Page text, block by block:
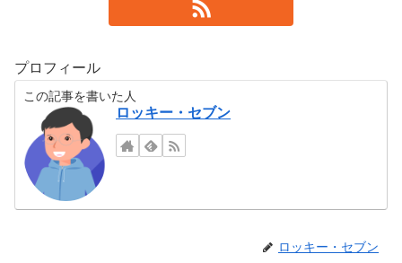
プロフィール
この記事を書いた人
ロッキー・セブン
ロッキー・セブン